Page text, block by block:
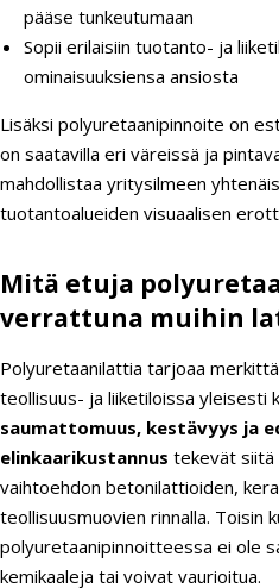
pääse tunkeutumaan
Sopii erilaisiin tuotanto- ja
ominaisuuksiensa ansiosta
Lisäksi polyuretaanipinnoite on
on saatavilla eri väreissä ja
mahdollistaa yritysilmeen
tuotantoalueiden visuaalisen
Mitä etuja
verrattuna muihin
Polyuretaanilattia tarjoaa
teollisuus- ja liiketiloissa yleisesti
saumattomuus, kestävyys ja
elinkaarikustannus tekevät siitä
vaihtoehdon betonilattioiden,
teollisuusmuovien rinnalla. Toisin
polyuretaanipinnoitteessa ei ole
kemikaaleja tai voivat vaurioitua.